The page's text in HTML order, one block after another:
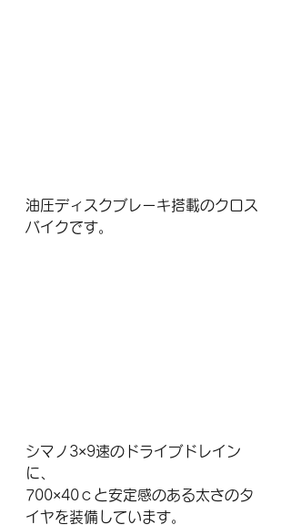
油圧ディスクブレーキ搭載のクロス
バイクです。
シマノ3×9速のドライブドレイン
に、
700×40ｃと安定感のある太さのタ
イヤを装備しています。